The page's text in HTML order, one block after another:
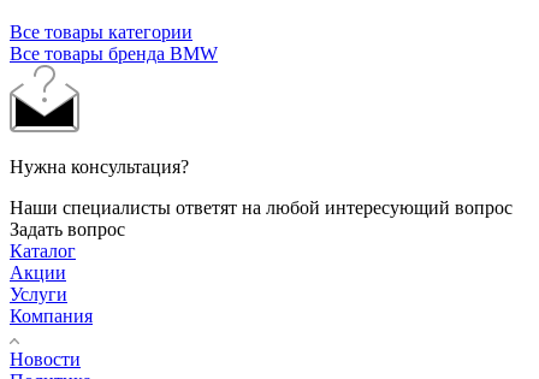
Все товары категории
Все товары бренда BMW
Нужна консультация?
Наши специалисты ответят на любой интересующий вопрос
Задать вопрос
Каталог
Акции
Услуги
Компания
Новости